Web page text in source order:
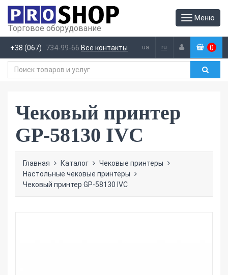
Меню
Торговое оборудование
+38 (067) 734-99-66 Все контакты ua ru (0 )
Чековый принтер
GP-58130 IVC
Главная Каталог
Чековые принтеры
Настольные чековые принтеры
Чековый принтер GP-58130 IVC